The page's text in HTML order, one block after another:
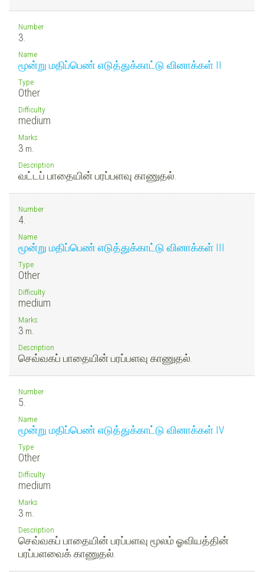
Number
3.
Name
மூன்று மதிப்பெண் எடுத்துக்காட்டு வினாக்கள் II
Type
Other
Difficulty
medium
Marks
3 m.
Description
வட்டப் பாதையின் பரப்பளவு காணுதல்.
Number
4.
Name
மூன்று மதிப்பெண் எடுத்துக்காட்டு வினாக்கள் III
Type
Other
Difficulty
medium
Marks
3 m.
Description
செவ்வகப் பாதையின் பரப்பளவு காணுதல்.
Number
5.
Name
மூன்று மதிப்பெண் எடுத்துக்காட்டு வினாக்கள் IV
Type
Other
Difficulty
medium
Marks
3 m.
Description
செவ்வகப் பாதையின் பரப்பளவு மூலம் ஓவியத்தின்
பரப்பளவைக் காணுதல்.